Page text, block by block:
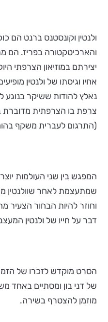
ולנטין וקונסטנס ברנט הם
והארכיטקטורה בפריז. הם
יצירתם במוזיאון הצרפתי
אחיו וגיסתו של ולנטין
נאלץ להודות ששיקר בנוגע
צרפת בו הצרפתית
(התרגום לעברית משקף
המפגש בין שני העולמות
שמתעצמת לאחר שוולנטין
וחוזר להיות הבחור הצעיר
דבר על חייו של ולנטין
הסרט מוקדש לזכרו של הזמר
של דני בון ומסתיים באחד
מוזמן להצטרף בשירה.